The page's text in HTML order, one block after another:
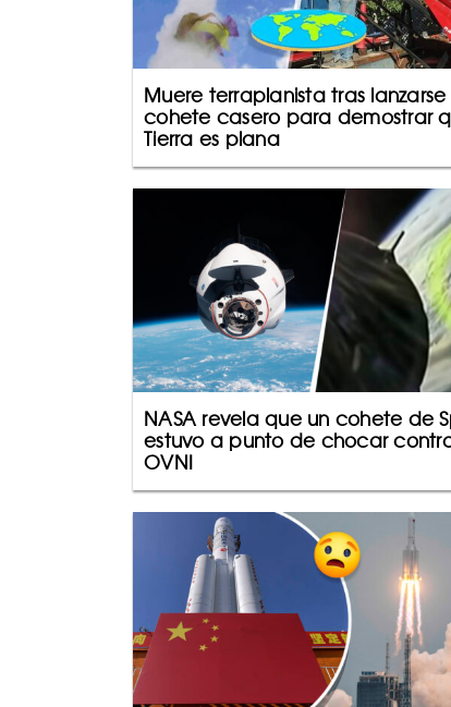
Muere terraplanista tras
cohete casero para demostrar
Tierra es plana
NASA revela que un cohete de
estuvo a punto de chocar
OVNI